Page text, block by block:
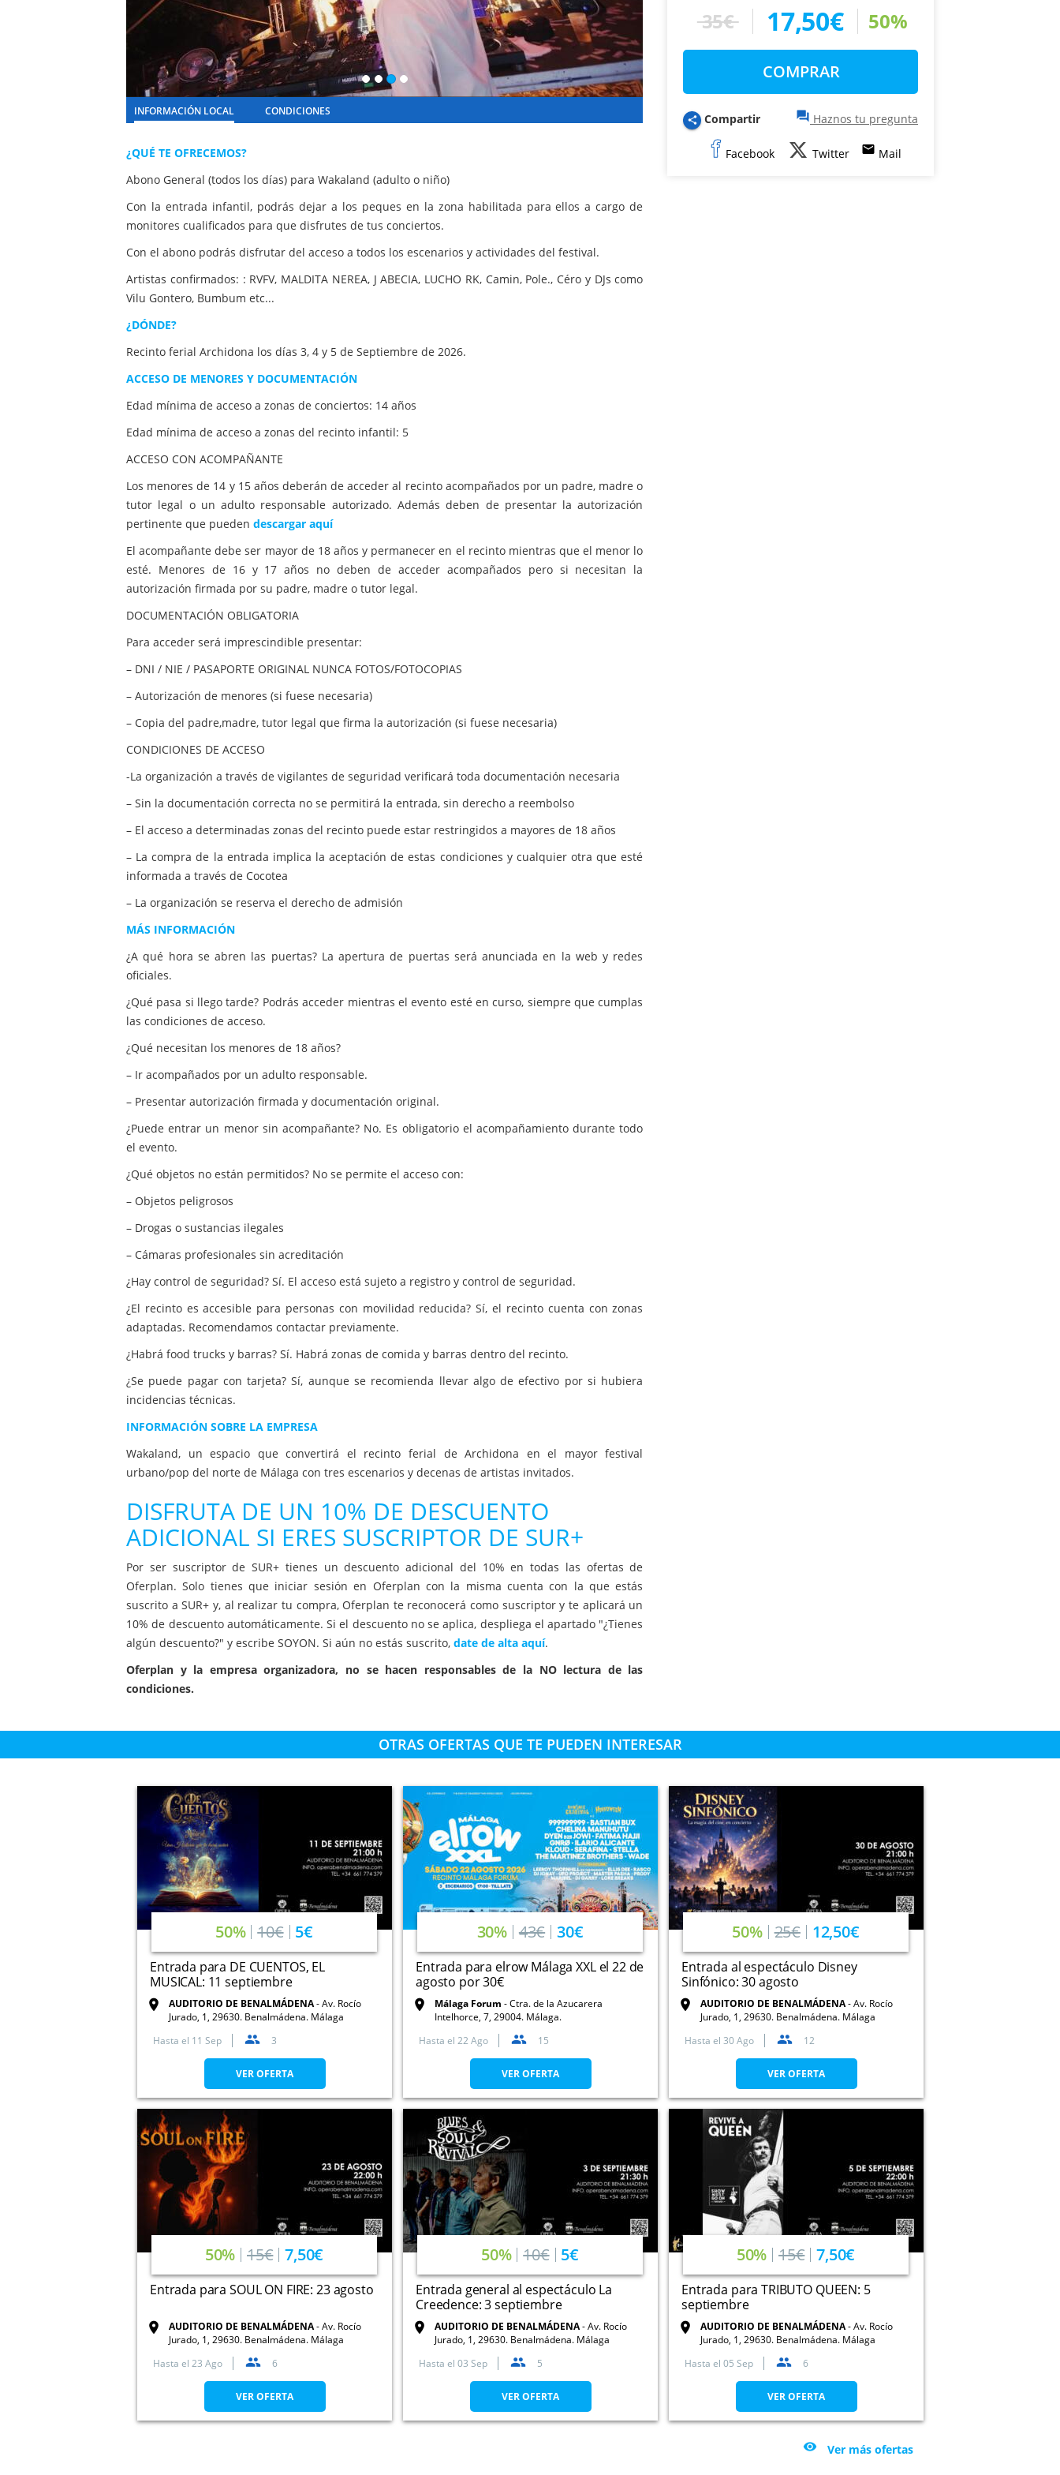
35€ 17,50€ 50%
COMPRAR
share Compartir question_answer Haznos tu pregunta
Facebook Twitter email Mail
INFORMACIÓN LOCAL CONDICIONES
¿QUÉ TE OFRECEMOS?
Abono General (todos los días) para Wakaland (adulto o niño)
Con la entrada infantil, podrás dejar a los peques en la zona habilitada para ellos a cargo de
monitores cualificados para que disfrutes de tus conciertos.
Con el abono podrás disfrutar del acceso a todos los escenarios y actividades del festival.
Artistas confirmados: : RVFV, MALDITA NEREA, J ABECIA, LUCHO RK, Camin, Pole., Céro y DJs como
Vilu Gontero, Bumbum etc...
¿DÓNDE?
Recinto ferial Archidona los días 3, 4 y 5 de Septiembre de 2026.
ACCESO DE MENORES Y DOCUMENTACIÓN
Edad mínima de acceso a zonas de conciertos: 14 años
Edad mínima de acceso a zonas del recinto infantil: 5
ACCESO CON ACOMPAÑANTE
Los menores de 14 y 15 años deberán de acceder al recinto acompañados por un padre, madre o
tutor legal o un adulto responsable autorizado. Además deben de presentar la autorización
pertinente que pueden descargar aquí
El acompañante debe ser mayor de 18 años y permanecer en el recinto mientras que el menor lo
esté. Menores de 16 y 17 años no deben de acceder acompañados pero si necesitan la
autorización firmada por su padre, madre o tutor legal.
DOCUMENTACIÓN OBLIGATORIA
Para acceder será imprescindible presentar:
– DNI / NIE / PASAPORTE ORIGINAL NUNCA FOTOS/FOTOCOPIAS
– Autorización de menores (si fuese necesaria)
– Copia del padre,madre, tutor legal que firma la autorización (si fuese necesaria)
CONDICIONES DE ACCESO
-La organización a través de vigilantes de seguridad verificará toda documentación necesaria
– Sin la documentación correcta no se permitirá la entrada, sin derecho a reembolso
– El acceso a determinadas zonas del recinto puede estar restringidos a mayores de 18 años
– La compra de la entrada implica la aceptación de estas condiciones y cualquier otra que esté
informada a través de Cocotea
– La organización se reserva el derecho de admisión
MÁS INFORMACIÓN
¿A qué hora se abren las puertas? La apertura de puertas será anunciada en la web y redes
oficiales.
¿Qué pasa si llego tarde? Podrás acceder mientras el evento esté en curso, siempre que cumplas
las condiciones de acceso.
¿Qué necesitan los menores de 18 años?
– Ir acompañados por un adulto responsable.
– Presentar autorización firmada y documentación original.
¿Puede entrar un menor sin acompañante? No. Es obligatorio el acompañamiento durante todo
el evento.
¿Qué objetos no están permitidos? No se permite el acceso con:
– Objetos peligrosos
– Drogas o sustancias ilegales
– Cámaras profesionales sin acreditación
¿Hay control de seguridad? Sí. El acceso está sujeto a registro y control de seguridad.
¿El recinto es accesible para personas con movilidad reducida? Sí, el recinto cuenta con zonas
adaptadas. Recomendamos contactar previamente.
¿Habrá food trucks y barras? Sí. Habrá zonas de comida y barras dentro del recinto.
¿Se puede pagar con tarjeta? Sí, aunque se recomienda llevar algo de efectivo por si hubiera
incidencias técnicas.
INFORMACIÓN SOBRE LA EMPRESA
Wakaland, un espacio que convertirá el recinto ferial de Archidona en el mayor festival
urbano/pop del norte de Málaga con tres escenarios y decenas de artistas invitados.
DISFRUTA DE UN 10% DE DESCUENTO
ADICIONAL SI ERES SUSCRIPTOR DE SUR+
Por ser suscriptor de SUR+ tienes un descuento adicional del 10% en todas las ofertas de
Oferplan. Solo tienes que iniciar sesión en Oferplan con la misma cuenta con la que estás
suscrito a SUR+ y, al realizar tu compra, Oferplan te reconocerá como suscriptor y te aplicará un
10% de descuento automáticamente. Si el descuento no se aplica, despliega el apartado "¿Tienes
algún descuento?" y escribe SOYON. Si aún no estás suscrito, date de alta aquí.
Oferplan y la empresa organizadora, no se hacen responsables de la NO lectura de las
condiciones.
OTRAS OFERTAS QUE TE PUEDEN INTERESAR
50% 10€ 5€
Entrada para DE CUENTOS, EL
MUSICAL: 11 septiembre
AUDITORIO DE BENALMÁDENA Av. Rocío
Jurado, 1, 29630. Benalmádena. Málaga
Hasta el 11 Sep 3
VER OFERTA
30% 43€ 30€
Entrada para elrow Málaga XXL el 22 de
agosto por 30€
Málaga Forum
Ctra. de la Azucarera
Intelhorce, 7, 29004. Málaga.
Hasta el 22 Ago 15
VER OFERTA
50% 25€ 12,50€
Entrada al espectáculo Disney
Sinfónico: 30 agosto
AUDITORIO DE BENALMÁDENA Av. Rocío
Jurado, 1, 29630. Benalmádena. Málaga
Hasta el 30 Ago 12
VER OFERTA
50% 15€ 7,50€
Entrada para SOUL ON FIRE: 23 agosto
AUDITORIO DE BENALMÁDENA Av. Rocío
Jurado, 1, 29630. Benalmádena. Málaga
Hasta el 23 Ago 6
VER OFERTA
50% 10€ 5€
Entrada general al espectáculo La
Creedence: 3 septiembre
AUDITORIO DE BENALMÁDENA Av. Rocío
Jurado, 1, 29630. Benalmádena. Málaga
Hasta el 03 Sep 5
VER OFERTA
50% 15€ 7,50€
Entrada para TRIBUTO QUEEN: 5
septiembre
AUDITORIO DE BENALMÁDENA Av. Rocío
Jurado, 1, 29630. Benalmádena. Málaga
Hasta el 05 Sep 6
VER OFERTA
 Ver más ofertas